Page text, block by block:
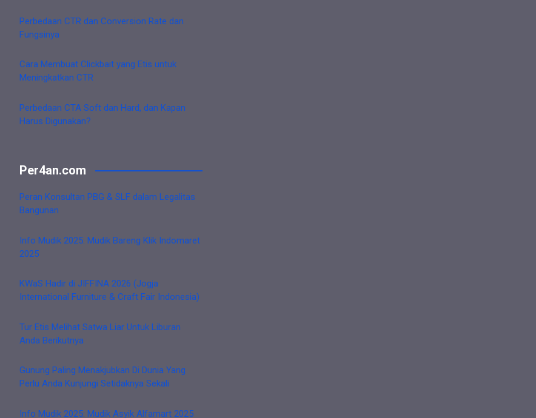
Perbedaan CTR dan Conversion Rate dan
Fungsinya
Cara Membuat Clickbait yang Etis untuk
Meningkatkan CTR
Perbedaan CTA Soft dan Hard, dan Kapan
Harus Digunakan?
Per4an.com
Peran Konsultan PBG & SLF dalam Legalitas
Bangunan
Info Mudik 2025: Mudik Bareng Klik Indomaret
2025
KWaS Hadir di JIFFINA 2026 (Jogja
International Furniture & Craft Fair Indonesia)
Tur Etis Melihat Satwa Liar Untuk Liburan
Anda Berikutnya
Gunung Paling Menakjubkan Di Dunia Yang
Perlu Anda Kunjungi Setidaknya Sekali
Info Mudik 2025: Mudik Asyik Alfamart 2025